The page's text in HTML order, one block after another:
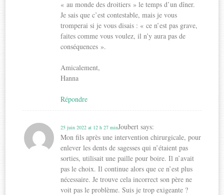
« au monde des droitiers » le temps d’un dîner.
Je sais que c’est contestable, mais je vous
tromperai si je vous disais : « ce n’est pas grave,
faites comme vous voulez, il n’y aura pas de
conséquences ».
Amicalement,
Hanna
Répondre
Joubert says:
25 juin 2022 at 12 h 27 min
Mon fils après une intervention chirurgicale, pour
enlever les dents de sagesses qui n’étaient pas
sorties, utilisait une paille pour boire. Il n’avait
pas le choix. Il continue alors que ce n’est plus
nécessaire. Je trouve cela incorrect son père ne
voit pas le problème. Suis je trop exigeante ?